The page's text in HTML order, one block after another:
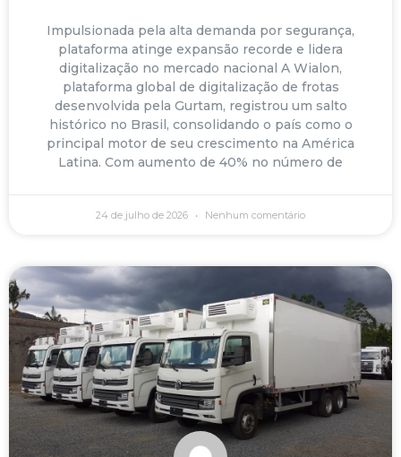
Impulsionada pela alta demanda por segurança,
plataforma atinge expansão recorde e lidera
digitalização no mercado nacional A Wialon,
plataforma global de digitalização de frotas
desenvolvida pela Gurtam, registrou um salto
histórico no Brasil, consolidando o país como o
principal motor de seu crescimento na América
Latina. Com aumento de 40% no número de
24 de julho de 2026 Nenhum comentário